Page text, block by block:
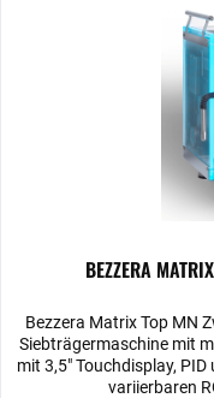
BEZZERA
Bezzera Matrix Top MN
Siebträgermaschine mit
mit 3,5" Touchdisplay,
variierbaren